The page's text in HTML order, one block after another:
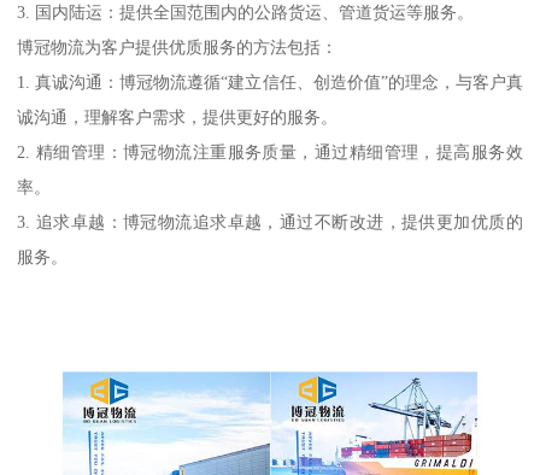
3. 国内陆运：提供全国范围内的公路货运、管道货运等服务。
博冠物流为客户提供优质服务的方法包括：
1. 真诚沟通：博冠物流遵循“建立信任、创造价值”的理念，与客户真
诚沟通，理解客户需求，提供更好的服务。
2. 精细管理：博冠物流注重服务质量，通过精细管理，提高服务效
率。
3. 追求卓越：博冠物流追求卓越，通过不断改进，提供更加优质的
服务。